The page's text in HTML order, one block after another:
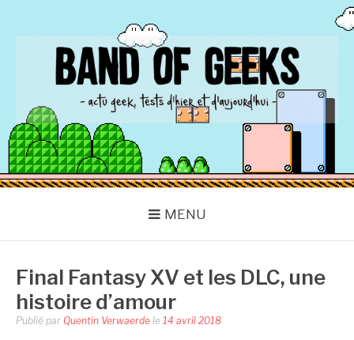
BAND OF GEEKS
Actu Geek d'hier et d'aujourd'hui
MENU
Final Fantasy XV et les DLC, une
histoire d’amour
Publié par Quentin Verwaerde le 14 avril 2018